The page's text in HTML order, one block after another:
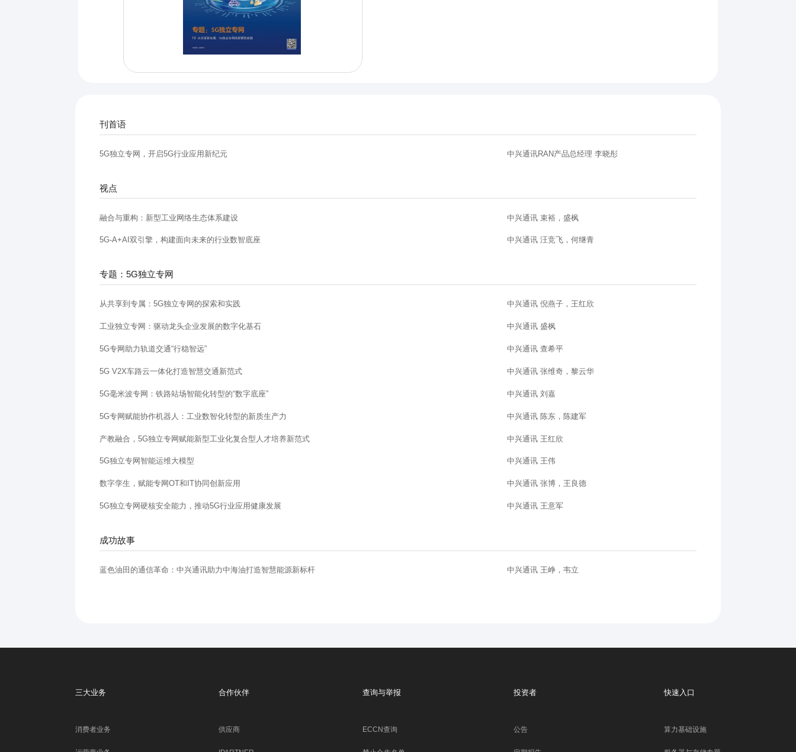
刊首语
5G独立专网，开启5G行业应用新纪元 中兴通讯RAN产品总经理 李晓彤
视点
融合与重构：新型工业网络生态体系建设 中兴通讯 束裕，盛枫
5G-A+AI双引擎，构建面向未来的行业数智底座 中兴通讯 汪竞飞，何继青
专题：5G独立专网
从共享到专属：5G独立专网的探索和实践 中兴通讯 倪燕子，王红欣
工业独立专网：驱动龙头企业发展的数字化基石 中兴通讯 盛枫
5G专网助力轨道交通“行稳智远” 中兴通讯 查希平
5G V2X车路云一体化打造智慧交通新范式 中兴通讯 张维奇，黎云华
5G毫米波专网：铁路站场智能化转型的“数字底座” 中兴通讯 刘嘉
5G专网赋能协作机器人：工业数智化转型的新质生产力 中兴通讯 陈东，陈建军
产教融合，5G独立专网赋能新型工业化复合型人才培养新范式 中兴通讯 王红欣
5G独立专网智能运维大模型 中兴通讯 王伟
数字孪生，赋能专网OT和IT协同创新应用 中兴通讯 张博，王良德
5G独立专网硬核安全能力，推动5G行业应用健康发展 中兴通讯 王意军
成功故事
蓝色油田的通信革命：中兴通讯助力中海油打造智慧能源新标杆 中兴通讯 王峥，韦立
三大业务
消费者业务
合作伙伴
供应商
查询与举报
ECCN查询
投资者
公告
快速入口
算力基础设施